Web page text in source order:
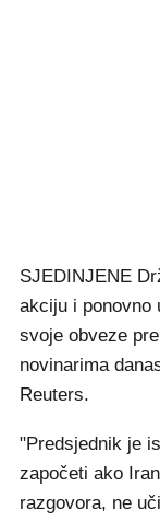
SJEDINJENE
akciju i ponovno
svoje obveze
novinarima
Reuters.
"Predsjednik je
započeti ako
razgovora, ne